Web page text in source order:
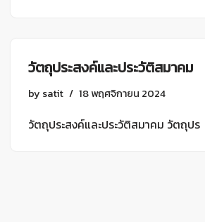
วัตถุประสงค์และประวัติสมาคม
by satit 18 พฤศจิกายน 2024
วัตถุประสงค์และประวัติสมาคม วัตถุปร